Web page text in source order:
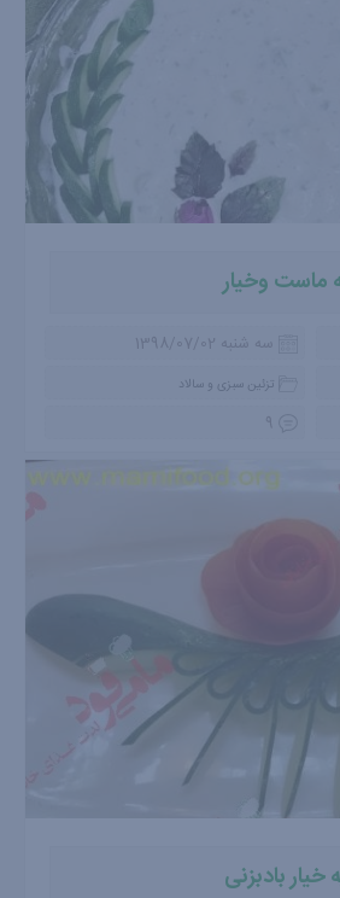
ماست وخیار
سه شنبه 1398/07/02
تزئین سبزی و سالاد
9
خیار بادبزنی